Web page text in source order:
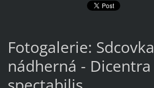
Fotogalerie: Sdcovka
nádherná - Dicentra